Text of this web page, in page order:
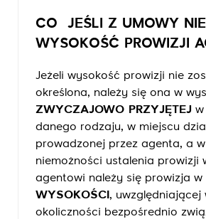
CO JEŚLI Z UMOWY
WYSOKOŚĆ PROWIZJI
Jeżeli wysokość prowizji nie
określona, należy się ona w
ZWYCZAJOWO PRZYJĘTEJ w
danego rodzaju, w miejscu
prowadzonej przez agenta, a
niemożności ustalenia prowizji
agentowi należy się prowizja w
WYSOKOŚCI , uwzględniającej
okoliczności bezpośrednio